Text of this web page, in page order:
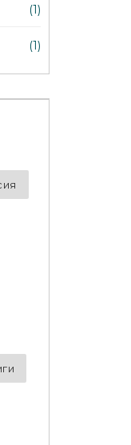
(1)
(1)